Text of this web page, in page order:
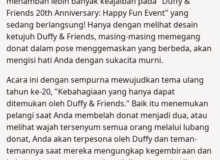
Friends 20th Anniversary: Happy Fun Event" yang
sedang berlangsung! Hanya dengan melihat desain
ketujuh Duffy & Friends, masing-masing memegang
donat dalam pose menggemaskan yang berbeda, akan
mengisi hati Anda dengan sukacita murni.
Acara ini dengan sempurna mewujudkan tema ulang
tahun ke-20, "Kebahagiaan yang hanya dapat
ditemukan oleh Duffy & Friends." Baik itu menemukan
pelangi saat Anda membelah donat menjadi dua, atau
melihat wajah tersenyum semua orang melalui lubang
donat, Anda akan terpesona oleh Duffy dan teman-
temannya saat mereka mengungkap kegembiraan dan